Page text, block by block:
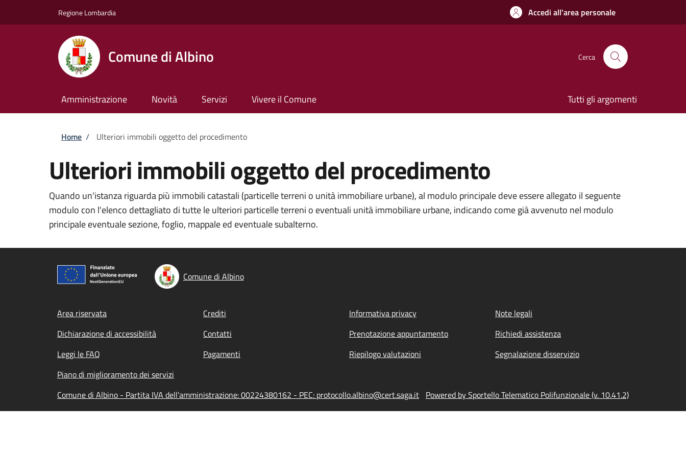
Regione Lombardia Accedi all'area personale
Comune di Albino Cerca
Amministrazione Novità Servizi Vivere il Comune Tutti gli argomenti
Briciole di pane
Home / Ulteriori immobili oggetto del procedimento
Ulteriori immobili oggetto del procedimento
Quando un'istanza riguarda più immobili catastali (particelle terreni o unità immobiliare urbane), al modulo principale deve essere allegato il seguente
modulo con l'elenco dettagliato di tutte le ulteriori particelle terreni o eventuali unità immobiliare urbane, indicando come già avvenuto nel modulo
principale eventuale sezione, foglio, mappale ed eventuale subalterno.
Comune di Albino
Footer menu
Area riservata Crediti Informativa privacy
Note legali
Dichiarazione di accessibilità
Contatti Prenotazione appuntamento
Richiedi assistenza
Leggi le FAQ
Pagamenti Riepilogo valutazioni
Segnalazione disservizio
Piano di miglioramento dei servizi
Comune di Albino - Partita IVA dell'amministrazione: 00224380162 - PEC: protocollo.albino@cert.saga.it Powered by Sportello Telematico Polifunzionale (v. 10.41.2)